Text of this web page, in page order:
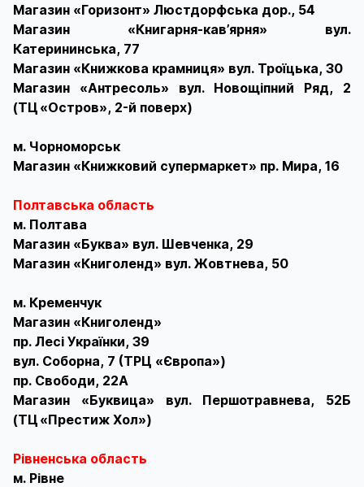
Магазин «Горизонт» Люстдорфська дор., 54
Магазин «Книгарня-кав’ярня» вул.
Катерининська, 77
Магазин «Книжкова крамниця» вул. Троїцька, 30
Магазин «Антресоль» вул. Новощіпний Ряд, 2
(ТЦ «Остров», 2-й поверх)
м. Чорноморськ
Магазин «Книжковий супермаркет» пр. Мира, 16
Полтавська область
м. Полтава
Магазин «Буква» вул. Шевченка, 29
Магазин «Книголенд» вул. Жовтнева, 50
м. Кременчук
Магазин «Книголенд»
пр. Лесі Українки, 39
вул. Соборна, 7 (ТРЦ «Європа»)
пр. Свободи, 22А
Магазин «Буквица» вул. Першотравнева, 52Б
(ТЦ «Престиж Хол»)
Рівненська область
м. Рівне